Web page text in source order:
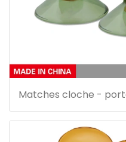
Matches cloche -